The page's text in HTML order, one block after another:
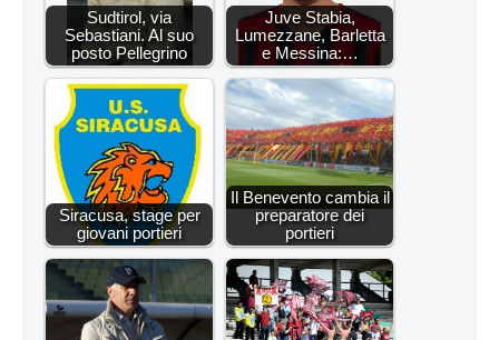
Sudtirol, via
Sebastiani. Al suo
posto Pellegrino
Juve Stabia,
Lumezzane, Barletta
e Messina:…
Siracusa, stage per
giovani portieri
Il Benevento cambia il
preparatore dei
portieri